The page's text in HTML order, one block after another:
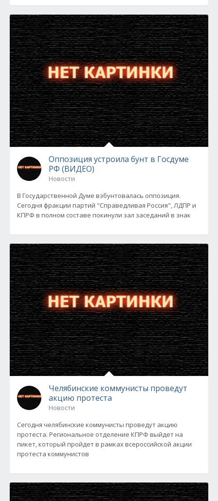
Оппозиция устроила бунт в Госдуме
РФ (ВИДЕО)
Новости
В Государственной Думе взбунтовалась оппозиция.
Сегодня фракции партий "Справедливая Россия", ЛДПР и
КПРФ в полном составе покинули зал заседаний в знак
Челябинские коммунисты проведут
акцию протеста
Новости
Сегодня челябинские коммунисты проведут акцию
протеста. Региональное отделение КПРФ выйдет на
пикет, который пройдет в рамках всероссийской акции
протеста коммунистов